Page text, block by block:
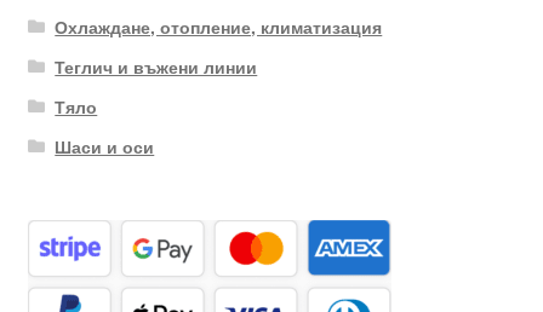
Охлаждане, отопление, климатизация
Теглич и въжени линии
Тяло
Шаси и оси